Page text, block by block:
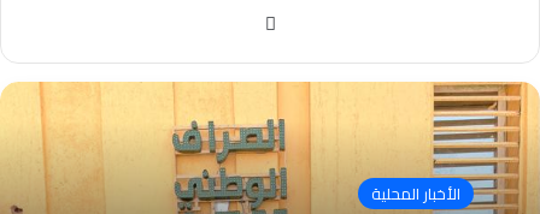
الأخبار المحلية